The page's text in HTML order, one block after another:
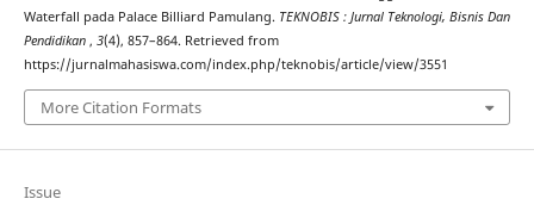
Waterfall pada Palace Billiard Pamulang. TEKNOBIS : Jurnal Teknologi, Bisnis Dan
Pendidikan , 3(4), 857–864. Retrieved from
https://jurnalmahasiswa.com/index.php/teknobis/article/view/3551
More Citation Formats
Issue